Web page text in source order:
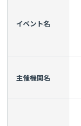
イベント名
主催機関名